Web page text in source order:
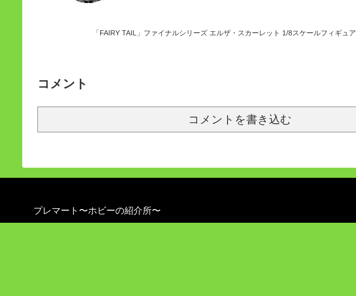
「FAIRY TAIL」ファイナルシリーズ エルザ・スカーレット 1/8スケールフィギュア
コメント
コメントを書き込む
プレマート〜ホビーの紹介所〜